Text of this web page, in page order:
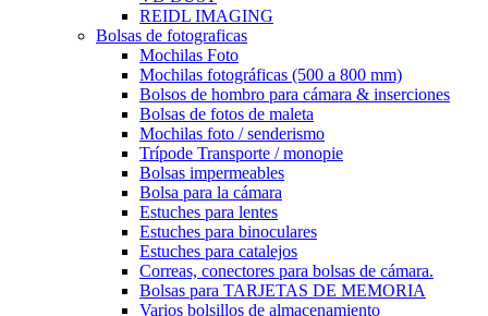
REIDL IMAGING
Bolsas de fotograficas
Mochilas Foto
Mochilas fotográficas (500 a 800 mm)
Bolsos de hombro para cámara & inserciones
Bolsas de fotos de maleta
Mochilas foto / senderismo
Trípode Transporte / monopie
Bolsas impermeables
Bolsa para la cámara
Estuches para lentes
Estuches para binoculares
Estuches para catalejos
Correas, conectores para bolsas de cámara.
Bolsas para TARJETAS DE MEMORIA
Varios bolsillos de almacenamiento